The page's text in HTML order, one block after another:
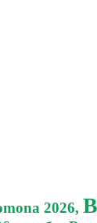
2026,